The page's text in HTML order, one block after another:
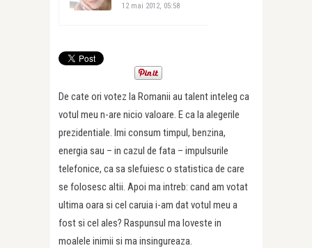
12 mai 2012, 05:58
De cate ori votez la Romanii au talent inteleg ca
votul meu n-are nicio valoare. E ca la alegerile
prezidentiale. Imi consum timpul, benzina,
energia sau – in cazul de fata – impulsurile
telefonice, ca sa slefuiesc o statistica de care
se folosesc altii. Apoi ma intreb: cand am votat
ultima oara si cel caruia i-am dat votul meu a
fost si cel ales? Raspunsul ma loveste in
moalele inimii si ma insingureaza.